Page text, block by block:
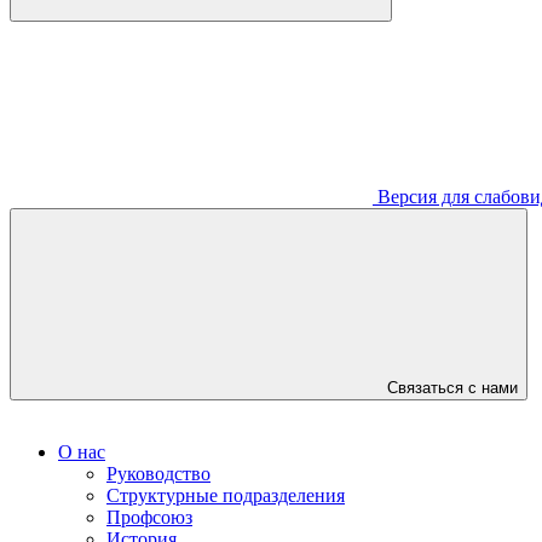
Версия для
Связаться с нами
О нас
Руководство
Структурные подразделения
Профсоюз